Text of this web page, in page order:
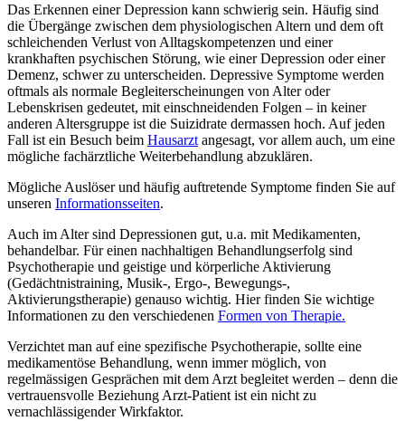
Das Erkennen einer Depression kann schwierig sein. Häufig sind
die Übergänge zwischen dem physiologischen Altern und dem oft
schleichenden Verlust von Alltagskompetenzen und einer
krankhaften psychischen Störung, wie einer Depression oder einer
Demenz, schwer zu unterscheiden. Depressive Symptome werden
oftmals als normale Begleiterscheinungen von Alter oder
Lebenskrisen gedeutet, mit einschneidenden Folgen – in keiner
anderen Altersgruppe ist die Suizidrate dermassen hoch. Auf jeden
Fall ist ein Besuch beim Hausarzt angesagt, vor allem auch, um eine
mögliche fachärztliche Weiterbehandlung abzuklären.
Mögliche Auslöser und häufig auftretende Symptome finden Sie auf
unseren Informationsseiten.
Auch im Alter sind Depressionen gut, u.a. mit Medikamenten,
behandelbar. Für einen nachhaltigen Behandlungserfolg sind
Psychotherapie und geistige und körperliche Aktivierung
(Gedächtnistraining, Musik-, Ergo-, Bewegungs-,
Aktivierungstherapie) genauso wichtig. Hier finden Sie wichtige
Informationen zu den verschiedenen Formen von Therapie.
Verzichtet man auf eine spezifische Psychotherapie, sollte eine
medikamentöse Behandlung, wenn immer möglich, von
regelmässigen Gesprächen mit dem Arzt begleitet werden – denn die
vertrauensvolle Beziehung Arzt-Patient ist ein nicht zu
vernachlässigender Wirkfaktor.